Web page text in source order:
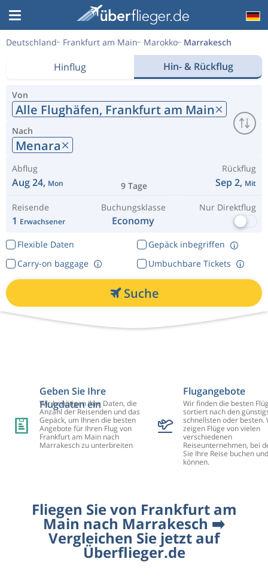
Deutschland Frankfurt am Main Marokko Marrakesch
Hinflug Hin- & Rückflug
Von
Alle Flughäfen, Frankfurt am Main
Nach
Menara
Abflug
Aug 24, Mon 9 Tage
Rückflug
Sep 2, Mit
Reisende
1 Erwachsener
Buchungsklasse
Economy
Nur Direktflug
Flexible Daten
Gepäck inbegriffen
Umbuchbare Tickets
Carry-on baggage
Suche
Geben Sie Ihre
Flugdaten ein
Wir benötigen Ihre Daten, die
Anzahl der Reisenden und das
Gepäck, um Ihnen die besten
Angebote für Ihren Flug von
Frankfurt am Main nach
Marrakesch zu unterbreiten
Flugangebote
Wir finden die besten
sortiert nach den
schnellsten oder besten.
zeigen Flüge von vielen
verschiedenen
Reiseunternehmen, bei
Sie Ihre Reise buchen
können.
Fliegen Sie von Frankfurt am
Main nach Marrakesch ➡️
Vergleichen Sie jetzt auf
Überflieger.de